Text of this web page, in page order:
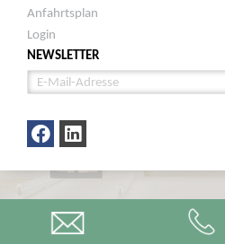
Anfahrtsplan
Login
NEWSLETTER